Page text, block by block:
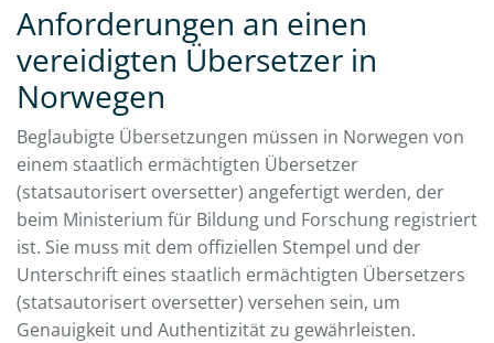
Anforderungen an einen
vereidigten Übersetzer in
Norwegen
Beglaubigte Übersetzungen müssen in Norwegen von
einem staatlich ermächtigten Übersetzer
(statsautorisert oversetter) angefertigt werden, der
beim Ministerium für Bildung und Forschung registriert
ist. Sie muss mit dem offiziellen Stempel und der
Unterschrift eines staatlich ermächtigten Übersetzers
(statsautorisert oversetter) versehen sein, um
Genauigkeit und Authentizität zu gewährleisten.